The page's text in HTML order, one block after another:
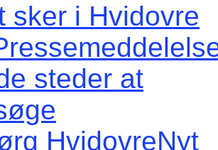
sker i Hvidovre
steder at
HvidovreNyt